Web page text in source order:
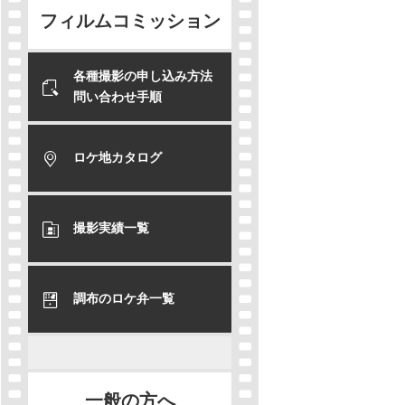
フィルムコミッション
各種撮影の申し込み方法
問い合わせ手順
ロケ地カタログ
撮影実績一覧
調布のロケ弁一覧
一般の方へ